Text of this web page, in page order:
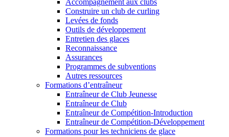
Accompagnement aux clubs
Construire un club de curling
Levées de fonds
Outils de développement
Entretien des glaces
Reconnaissance
Assurances
Programmes de subventions
Autres ressources
Formations d’entraîneur
Entraîneur de Club Jeunesse
Entraîneur de Club
Entraîneur de Compétition-Introduction
Entraîneur de Compétition-Développement
Formations pour les techniciens de glace